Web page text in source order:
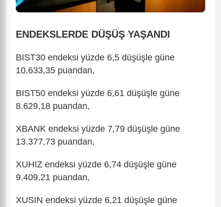
ENDEKSLERDE DÜŞÜŞ YAŞANDI
BIST30 endeksi yüzde 6,5 düşüşle güne
10.633,35 puandan,
BIST50 endeksi yüzde 6,61 düşüşle güne
8.629,18 puandan,
XBANK endeksi yüzde 7,79 düşüşle güne
13.377,73 puandan,
XUHIZ endeksi yüzde 6,74 düşüşle güne
9.409,21 puandan,
XUSIN endeksi yüzde 6,21 düşüşle güne